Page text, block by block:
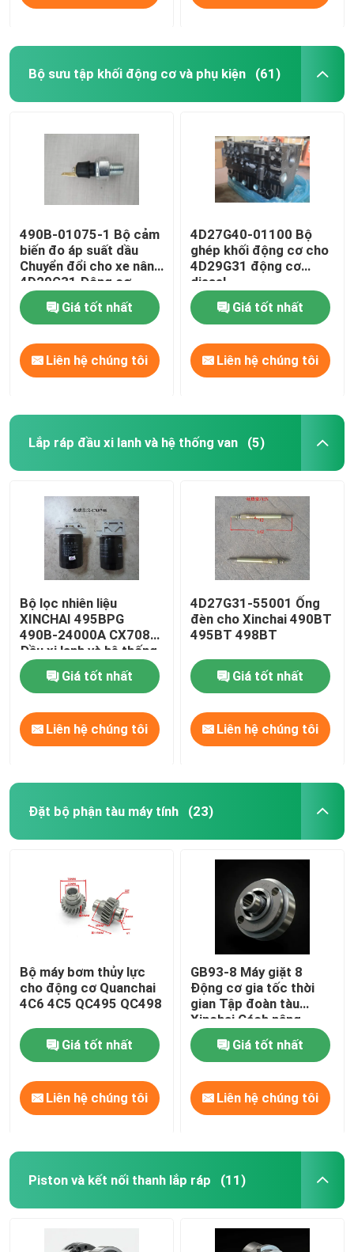
Bộ sưu tập khối động cơ và phụ kiện (61)
490B-01075-1 Bộ cảm
biến đo áp suất dầu
Chuyển đổi cho xe nâng
4D29G31 Động cơ
diesel
Giá tốt nhất
Liên hệ chúng tôi
4D27G40-01100 Bộ
ghép khối động cơ cho
4D29G31 động cơ
diesel
Giá tốt nhất
Liên hệ chúng tôi
Lắp ráp đầu xi lanh và hệ thống van (5)
Bộ lọc nhiên liệu
XINCHAI 495BPG
490B-24000A CX7085
Đầu xi lanh và hệ thống
van
Giá tốt nhất
Liên hệ chúng tôi
4D27G31-55001 Ống
đèn cho Xinchai 490BT
495BT 498BT
Giá tốt nhất
Liên hệ chúng tôi
Đặt bộ phận tàu máy tính (23)
Bộ máy bơm thủy lực
cho động cơ Quanchai
4C6 4C5 QC495 QC498
Giá tốt nhất
Liên hệ chúng tôi
GB93-8 Máy giặt 8
Động cơ gia tốc thời
gian Tập đoàn tàu
Xinchai Cách nâng
Giá tốt nhất
Liên hệ chúng tôi
Piston và kết nối thanh lắp ráp (11)